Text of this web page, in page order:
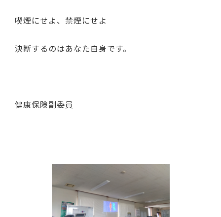
喫煙にせよ、禁煙にせよ
決断するのはあなた自身です。
健康保険副委員